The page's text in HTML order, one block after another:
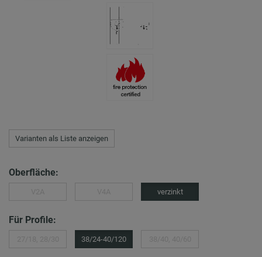
Varianten als Liste anzeigen
Oberfläche:
verzinkt
Für Profile:
38/24-40/120